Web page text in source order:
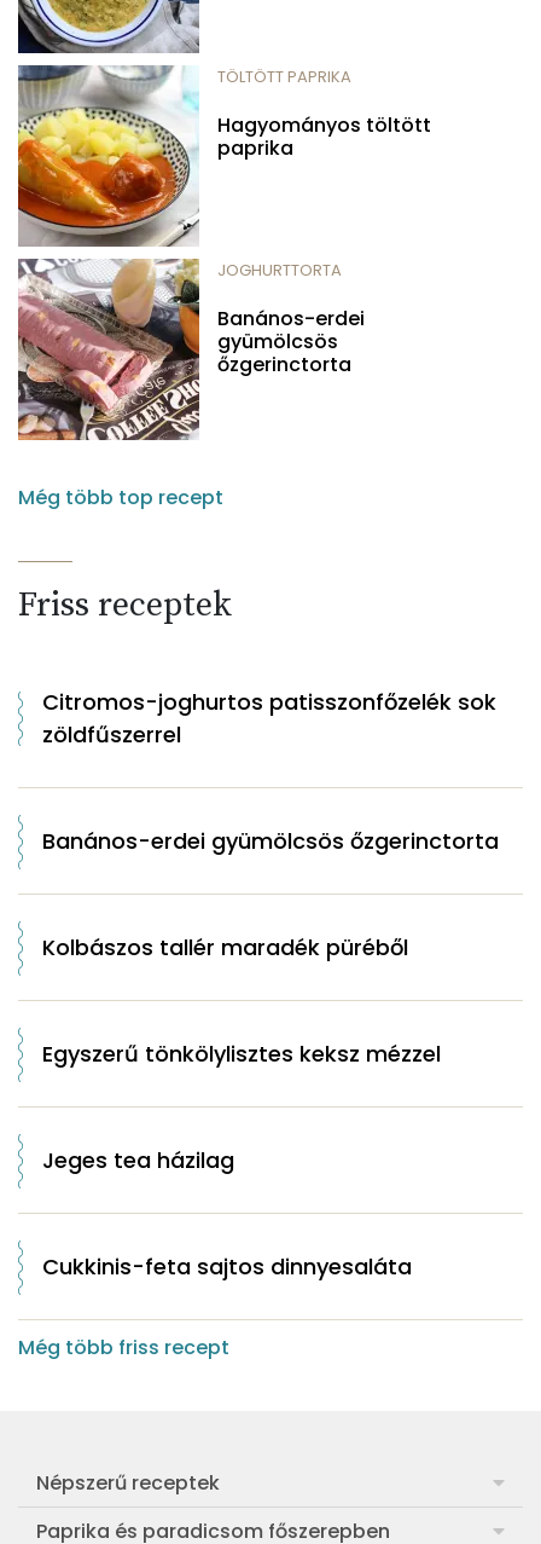
TÖLTÖTT PAPRIKA
Hagyományos töltött
paprika
JOGHURTTORTA
Banános-erdei
gyümölcsös
őzgerinctorta
Még több top recept
Friss receptek
Citromos-joghurtos patisszonfőzelék sok
zöldfűszerrel
Banános-erdei gyümölcsös őzgerinctorta
Kolbászos tallér maradék püréből
Egyszerű tönkölylisztes keksz mézzel
Jeges tea házilag
Cukkinis-feta sajtos dinnyesaláta
Még több friss recept
Népszerű receptek
Frankfurti leves
Paprika és paradicsom főszerepben